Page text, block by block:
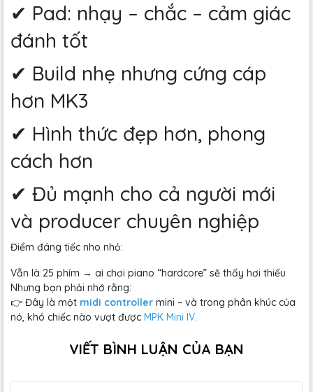
✔ Pad: nhạy – chắc – cảm giác
đánh tốt
✔ Build nhẹ nhưng cứng cáp
hơn MK3
✔ Hình thức đẹp hơn, phong
cách hơn
✔ Đủ mạnh cho cả người mới
và producer chuyên nghiệp
Điểm đáng tiếc nho nhỏ:
Vẫn là 25 phím → ai chơi piano “hardcore” sẽ thấy hơi thiếu
Nhưng bạn phải nhớ rằng:
👉 Đây là một midi controller mini – và trong phân khúc của
nó, khó chiếc nào vượt được MPK Mini IV.
VIẾT BÌNH LUẬN CỦA BẠN